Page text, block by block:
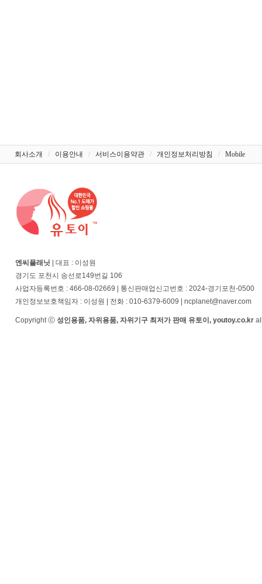
회사소개 / 이용안내 / 서비스이용약관 / 개인정보처리방침 / Mobile
엔씨플래닛 | 대표 : 이성원
경기도 포천시 송선로149번길 106
사업자등록번호 : 466-08-02669 | 통신판매업신고번호 : 2024-경기포천-0500
개인정보보호책임자 : 이성원 | 전화 : 010-6379-6009 | ncplanet@naver.com
Copyright ⓒ 성인용품, 자위용품, 자위기구 최저가 판매 유토이, youtoy.co.kr